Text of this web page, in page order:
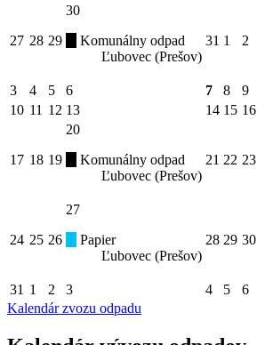
27 28 29
30
Komunálny odpad
Ľubovec (Prešov)
31 1 2
3 4 5 6 7 8
9
10 11 12 13 14 15 16
17 18 19
20
Komunálny odpad
Ľubovec (Prešov)
21 22 23
24 25 26
27
Papier
Ľubovec (Prešov)
28 29 30
31 1 2 3 4 5
6
Kalendár zvozu odpadu